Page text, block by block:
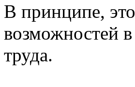
В принципе,
возможностей
труда.